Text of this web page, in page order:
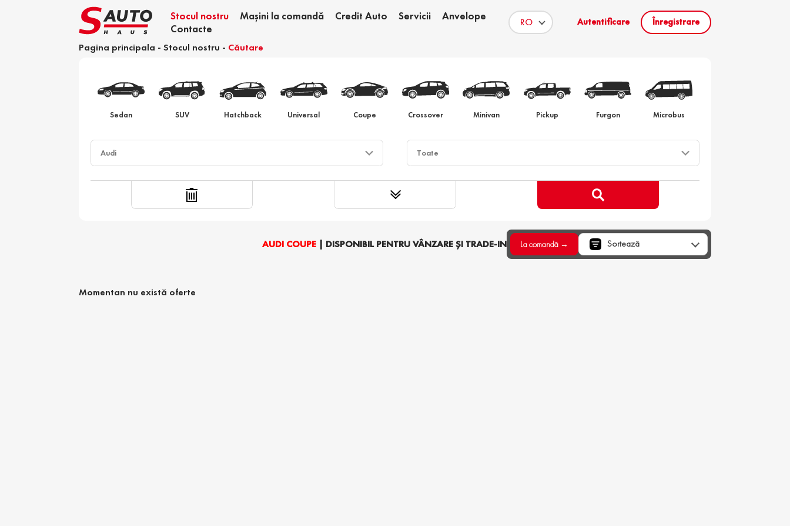
Stocul nostru Mașini la comandă Credit Auto Servicii
Anvelope
Contacte
Autentificare Înregistrare
Pagina principala -Stocul nostru - Căutare
Calculator devamare Schimb auto Auto la comanda
Sedan SUV Hatchback Universal Coupe Crossover Minivan Pickup Furgon Microbus
AUDI COUPE| DISPONIBIL PENTRU VÂNZARE ȘI TRADE-IN La comandă → Sortează
Momentan nu există oferte